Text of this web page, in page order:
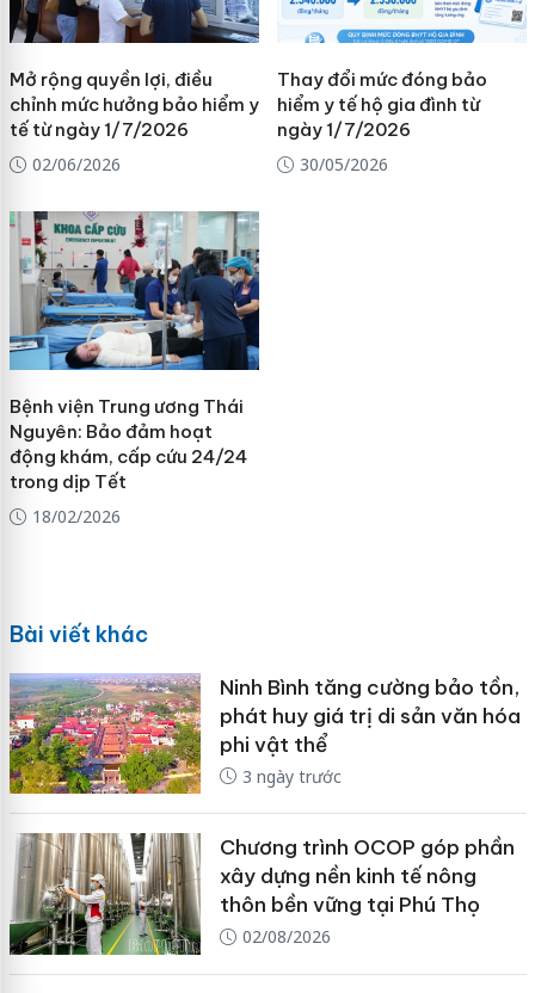
Mở rộng quyền lợi, điều
chỉnh mức hưởng bảo hiểm y
tế từ ngày 1/7/2026
02/06/2026
Thay đổi mức đóng bảo
hiểm y tế hộ gia đình từ
ngày 1/7/2026
30/05/2026
Bệnh viện Trung ương Thái
Nguyên: Bảo đảm hoạt
động khám, cấp cứu 24/24
trong dịp Tết
18/02/2026
Bài viết khác
Ninh Bình tăng cường bảo tồn,
phát huy giá trị di sản văn hóa
phi vật thể
3 ngày trước
Chương trình OCOP góp phần
xây dựng nền kinh tế nông
thôn bền vững tại Phú Thọ
02/08/2026